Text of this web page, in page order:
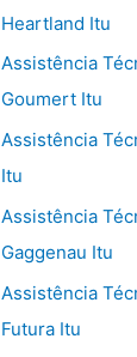
Heartland Itu
Assistência
Goumert Itu
Assistência
Itu
Assistência
Gaggenau Itu
Assistência
Futura Itu